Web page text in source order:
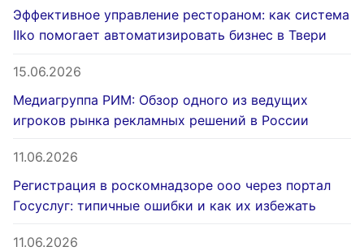
Эффективное управление рестораном: как система
IIko помогает автоматизировать бизнес в Твери
15.06.2026
Медиагруппа РИМ: Обзор одного из ведущих
игроков рынка рекламных решений в России
11.06.2026
Регистрация в роскомнадзоре ооо через портал
Госуслуг: типичные ошибки и как их избежать
11.06.2026